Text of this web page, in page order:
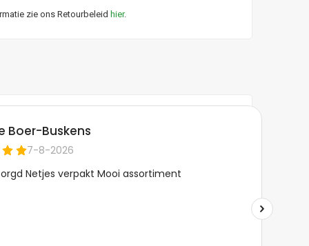
zie ons Retourbeleid hier.